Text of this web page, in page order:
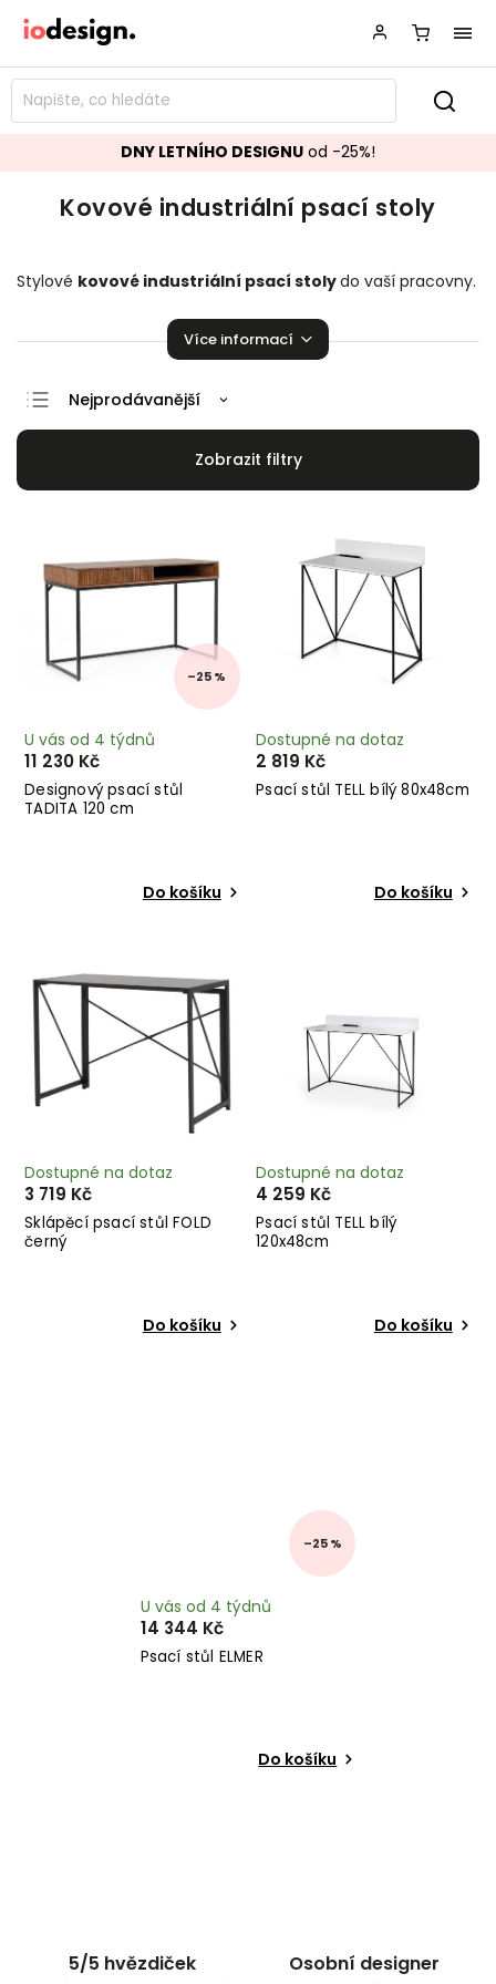
DNY LETNÍHO DESIGNU od -25%!
Kovové industriální psací stoly
Stylové kovové industriální psací stolydo vaší pracovny.
Více informací
Doporučujeme
Nejprodávanější
–25 %
Designový psací stůl
TADITA 120 cm
U vás od 4 týdnů
11 230 Kč
Do košíku
Psací stůl TELL bílý 80x48cm
Dostupné na dotaz
2 819 Kč
Do košíku
Sklápěcí psací stůl FOLD
černý
Dostupné na dotaz
3 719 Kč
Do košíku
Psací stůl TELL bílý
120x48cm
Dostupné na dotaz
4 259 Kč
Do košíku
–25 %
Psací stůl ELMER
U vás od 4 týdnů
14 344 Kč
Do košíku
5/5 hvězdiček Osobní designer